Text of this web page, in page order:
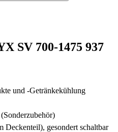
SV 700-1475 937
und -Getränkekühlung
Deckenteil), gesondert schaltbar